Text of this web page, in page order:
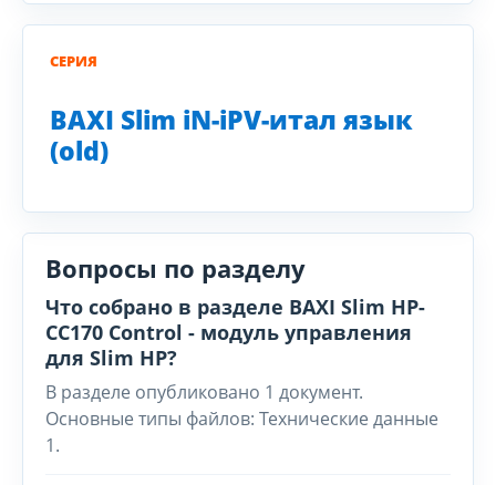
СЕРИЯ
BAXI Slim iN-iPV-итал язык
(old)
Вопросы по разделу
Что собрано в разделе BAXI Slim HP-
CC170 Control - модуль управления
для Slim HP?
В разделе опубликовано 1 документ.
Основные типы файлов: Технические данные
1.